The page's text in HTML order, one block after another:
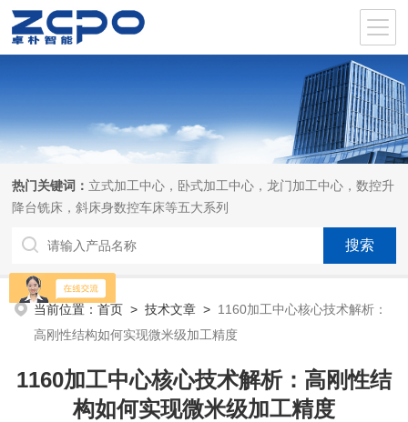
热门关键词： 立式加工中心，卧式加工中心，龙门加工中心，数控升
降台铣床，斜床身数控车床等五大系列
当前位置：首页 >技术文章 > 1160加工中心核心技术解析：
高刚性结构如何实现微米级加工精度
1160加工中心核心技术解析：高刚性结
构如何实现微米级加工精度